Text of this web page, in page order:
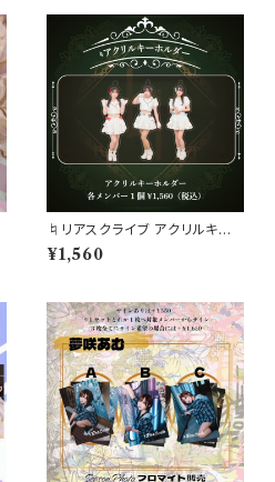
♮リアスクライブ アクリルキー
ホルダー
¥1,560